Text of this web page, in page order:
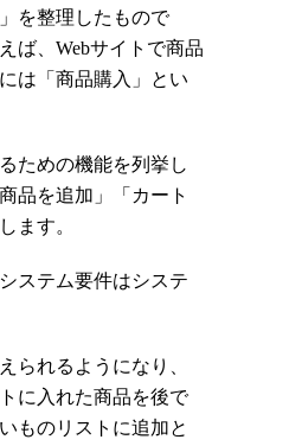
を整理したもので
ば、Webサイトで商品
は「商品購入」とい
ための機能を列挙し
品を追加」「カート
ます。
ステム要件はシステ
られるようになり、
に入れた商品を後で
ものリストに追加と